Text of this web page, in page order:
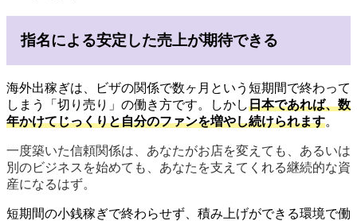
指名による安定した売上が期待できる
海外出稼ぎは、ビザの関係で数ヶ月という短期間で終わって
しまう「切り売り」の働き方です。しかし日本であれば、数
年かけてじっくりと自分のファンを増やし続けられます。
一度築いた信頼関係は、あなたがお店を変えても、あるいは
別のビジネスを始めても、あなたを支えてくれる継続的な資
産になるはず。
短期間の小銭稼ぎで終わらせず、積み上げができる環境で働